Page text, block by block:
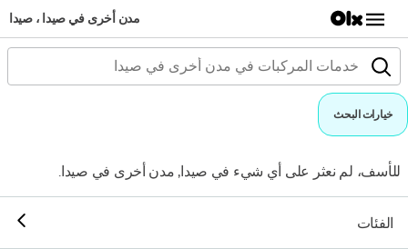
مدن أخرى في صيدا ، صيدا
خيارات البحث
للأسف، لم نعثر على أي شيء في صيدا, مدن أخرى في صيدا.
الفئات